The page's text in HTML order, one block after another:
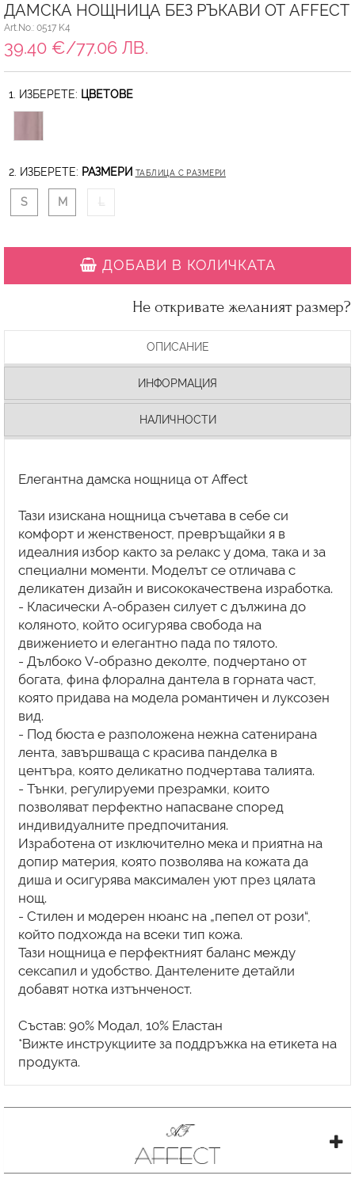
ДАМСКА НОЩНИЦА БЕЗ РЪКАВИ ОТ AFFECT
Art.No.: 0517 K4
39.40 €/77.06 ЛВ.
1. ИЗБЕРЕТЕ: ЦВЕТОВЕ
2. ИЗБЕРЕТЕ: РАЗМЕРИ ТАБЛИЦА С РАЗМЕРИ
S M L
ДОБАВИ В КОЛИЧКАТА
Не откривате желаният размер?
ОПИСАНИЕ
ИНФОРМАЦИЯ
НАЛИЧНОСТИ
Елегантна дамска нощница от Affect
Тази изискана нощница съчетава в себе си
комфорт и женственост, превръщайки я в
идеалния избор както за релакс у дома, така и за
специални моменти. Моделът се отличава с
деликатен дизайн и висококачествена изработка.
- Класически A-образен силует с дължина до
коляното, който осигурява свобода на
движението и елегантно пада по тялото.
- Дълбоко V-образно деколте, подчертано от
богата, фина флорална дантела в горната част,
която придава на модела романтичен и луксозен
вид.
- Под бюста е разположена нежна сатенирана
лента, завършваща с красива панделка в
центъра, която деликатно подчертава талията.
- Тънки, регулируеми презрамки, които
позволяват перфектно напасване според
индивидуалните предпочитания.
Изработена от изключително мека и приятна на
допир материя, която позволява на кожата да
диша и осигурява максимален уют през цялата
нощ.
- Стилен и модерен нюанс на „пепел от рози“,
който подхожда на всеки тип кожа.
Тази нощница е перфектният баланс между
сексапил и удобство. Дантелените детайли
добавят нотка изтънченост.
Състав: 90% Модал, 10% Еластан
*Вижте инструкциите за поддръжка на етикета на
продукта.